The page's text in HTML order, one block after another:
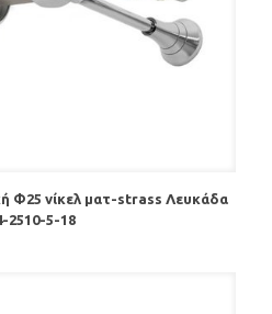
Φ25 νίκελ ματ-strass Λευκάδα
2510-5-18